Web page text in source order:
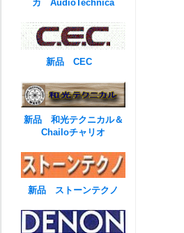
カ AudioTechnica
新品 CEC
新品 和光テクニカル＆
Chailoチャリオ
新品 ストーンテクノ